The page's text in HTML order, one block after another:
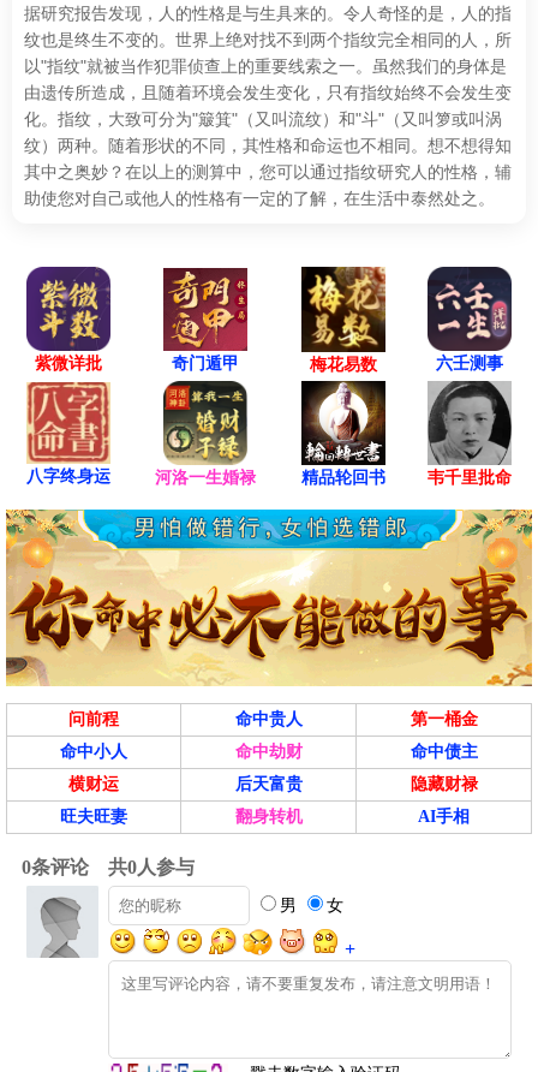
据研究报告发现，人的性格是与生具来的。令人奇怪的是，人的指
纹也是终生不变的。世界上绝对找不到两个指纹完全相同的人，所
以"指纹"就被当作犯罪侦查上的重要线索之一。虽然我们的身体是
由遗传所造成，且随着环境会发生变化，只有指纹始终不会发生变
化。指纹，大致可分为"簸箕"（又叫流纹）和"斗"（又叫箩或叫涡
纹）两种。随着形状的不同，其性格和命运也不相同。想不想得知
其中之奥妙？在以上的测算中，您可以通过指纹研究人的性格，辅
助使您对自己或他人的性格有一定的了解，在生活中泰然处之。
紫微详批 奇门遁甲 梅花易数 六壬测事
八字终身运 河洛一生婚禄 精品轮回书 韦千里批命
问前程 命中贵人
第一桶金
命中小人
命中劫财
命中债主
横财运
后天富贵
隐藏财禄
旺夫旺妻
翻身转机 AI手相